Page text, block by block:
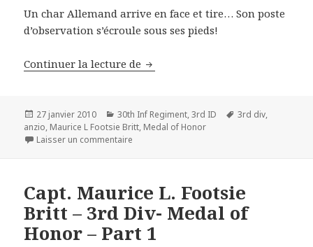
Un char Allemand arrive en face et tire… Son poste
d’observation s’écroule sous ses pieds!
Continuer la lecture de Capt. Maurice L. Footsie Britt –
Publié
le
27 janvier 2010 Catégories
30th Inf Regiment,3rd ID
Mots-
3rd div,
anzio, Maurice L Footsie Britt, Medal of Honor
Laisser un commentaire
Capt. Maurice L. Footsie
Britt – 3rd Div- Medal of
Honor – Part 1